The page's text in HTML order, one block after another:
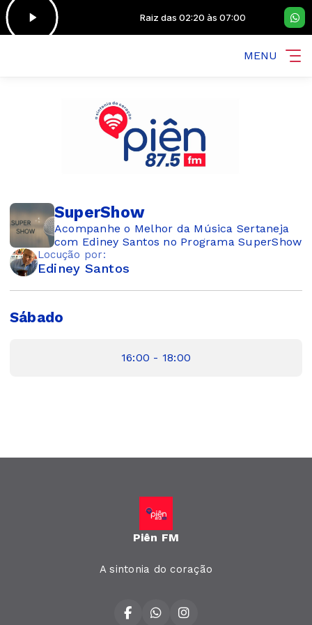
às 07:00 Raiz das 02:20 às 07:00
MENU
SuperShow
Acompanhe o Melhor da Música Sertaneja
com Ediney Santos no Programa SuperShow
Locução por:
Ediney Santos
Sábado
16:00 - 18:00
Piên FM
A sintonia do coração